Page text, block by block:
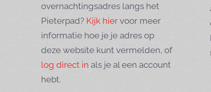
overnachtingsadres langs het
Pieterpad? Kijk hiervoor meer
informatie hoe je je adres op
deze website kunt vermelden, of
log direct in als je al een account
hebt.